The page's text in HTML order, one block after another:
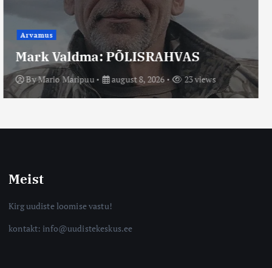
Mario Maripuu: On hakatud aru
saama, et teadus ja terve
talupojamõistus võivad koos anda
eluterve maailmakäsitluse.
ByMario Maripuu august 8, 2026 14 views
Meist
Kirg uudiste loomise vastu!
kontakt: info@uudistekeskus.ee